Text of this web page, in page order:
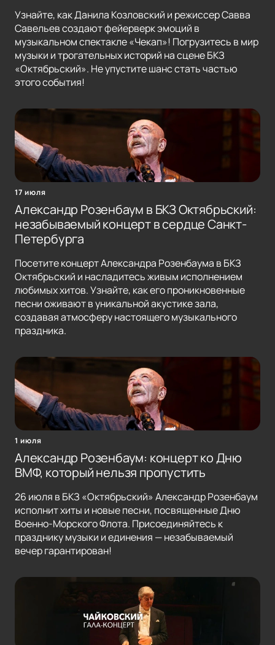
Узнайте, как Данила Козловский и режиссер Савва
Савельев создают фейерверк эмоций в
музыкальном спектакле «Чекап»! Погрузитесь в мир
музыки и трогательных историй на сцене БКЗ
«Октябрьский». Не упустите шанс стать частью
этого события!
17 июля
Александр Розенбаум в БКЗ Октябрьский:
незабываемый концерт в сердце Санкт-
Петербурга
Посетите концерт Александра Розенбаума в БКЗ
Октябрьский и насладитесь живым исполнением
любимых хитов. Узнайте, как его проникновенные
песни оживают в уникальной акустике зала,
создавая атмосферу настоящего музыкального
праздника.
1 июля
Александр Розенбаум: концерт ко Дню
ВМФ, который нельзя пропустить
26 июля в БКЗ «Октябрьский» Александр Розенбаум
исполнит хиты и новые песни, посвященные Дню
Военно-Морского Флота. Присоединяйтесь к
празднику музыки и единения — незабываемый
вечер гарантирован!